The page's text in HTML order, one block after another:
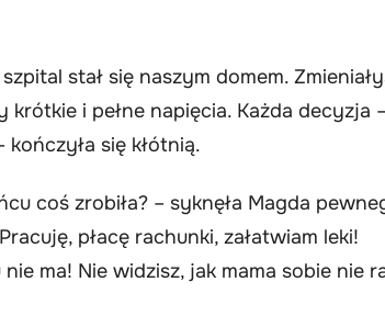
stał się naszym domem.
krótkie i pełne napięcia. Każda
się kłótnią.
coś zrobiła? – syknęła Magda
płacę rachunki, załatwiam leki!
ma! Nie widzisz, jak mama sobie nie